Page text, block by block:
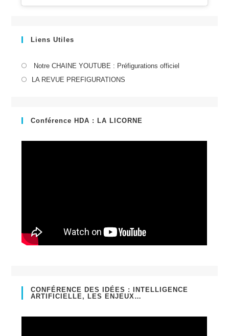
Liens Utiles
Notre CHAINE YOUTUBE : Préfigurations officiel
LA REVUE PREFIGURATIONS
nouvel
Conférence HDA : LA LICORNE
CONFÉRENCE DES IDÉES : INTELLIGENCE
ARTIFICIELLE, LES ENJEUX…